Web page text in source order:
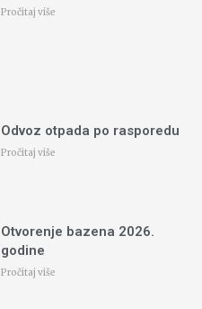
Pročitaj više
Odvoz otpada po rasporedu
Pročitaj više
Otvorenje bazena 2026.
godine
Pročitaj više